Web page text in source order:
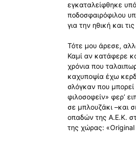
εγκαταλείφθηκε
ποδοσφαιρόφιλου
για την ηθική και
Τότε μου άρεσε,
Καμί αν κατάφερε
χρόνια που
καχυποψία έχω
σλόγκαν που μπορεί
φιλοσοφείν» φερ’
σε μπλουζάκι –και
οπαδών της Α.Ε.Κ.
της χώρας: «Original